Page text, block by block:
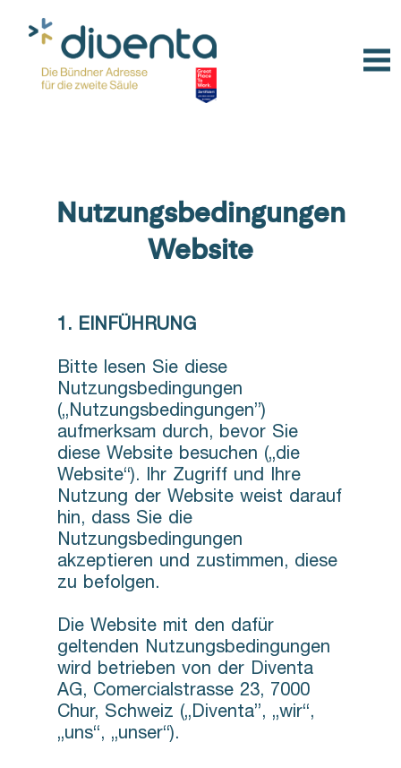
Nutzungsbedingungen
Website
1. EINFÜHRUNG
Bitte lesen Sie diese
Nutzungsbedingungen
(„Nutzungsbedingungen”)
aufmerksam durch, bevor Sie
diese Website besuchen („die
Website“). Ihr Zugriff und Ihre
Nutzung der Website weist darauf
hin, dass Sie die
Nutzungsbedingungen
akzeptieren und zustimmen, diese
zu befolgen.
Die Website mit den dafür
geltenden Nutzungsbedingungen
wird betrieben von der Diventa
AG, Comercialstrasse 23, 7000
Chur, Schweiz („Diventa”, „wir“,
„uns“, „unser“).